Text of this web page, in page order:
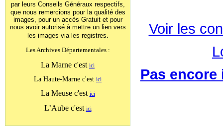
par leurs Conseils Généraux respectifs,
que nous remercions pour la qualité des
images, pour un accès Gratuit et pour
nous avoir autorisé à mettre un lien vers
les images via les registres.
Les Archives Départementales :
La Marne c'est ici
La Haute-Marne c'est ici
La Meuse c'est ici
L’Aube c'est ici
Voir les
Pas